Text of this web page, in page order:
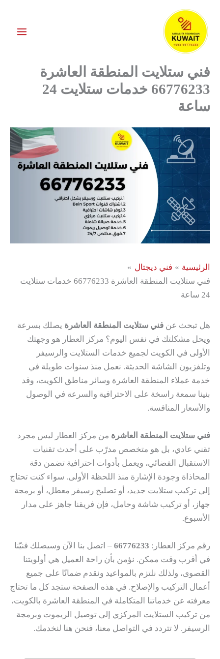
المحتوى
فني ستلايت المنطقة العاشرة
66776233 خدمات ستلايت 24
ساعة
الرئيسية
فني ديجتال
فني ستلايت المنطقة العاشرة 66776233 خدمات ستلايت
24 ساعة
هل تبحث عن فني ستلايت المنطقة العاشرة يصلك بسرعة
ويحل مشكلتك في نفس اليوم؟ مركز العطار هو وجهتك
الأولى في الكويت لجميع خدمات الستلايت والرسيفر
وتلفزيون الشاشة الحديثة. نعمل منذ سنوات طويلة في
خدمة عملاء المنطقة العاشرة وسائر مناطق الكويت، وقد
بنينا سمعة راسخة على الاحترافية والسرعة في الوصول
والأسعار المنافسة.
فني ستلايت المنطقة العاشرة من مركز العطار ليس مجرد
تقني عادي، بل هو متخصص مدرّب على أحدث تقنيات
الاستقبال الفضائي، ويعمل بأدوات احترافية تضمن دقة
المحاذاة وجودة الإشارة منذ اللحظة الأولى. سواء كنت تحتاج
إلى تركيب ستلايت جديد، أو تصليح رسيفر معطل، أو برمجة
جهاز، أو تركيب شاشة وحامل، فإن فريقنا جاهز على مدار
الأسبوع.
رقم مركز العطار: 66776233 – اتصل بنا الآن وسيصلك فنيّنا
في أقرب وقت ممكن. نؤمن بأن راحة العميل هي أولويتنا
القصوى، ولذلك نلتزم بالمواعيد ونقدم ضمانًا على جميع
أعمال التركيب والإصلاح. في هذه الصفحة ستجد كل ما تحتاج
معرفته عن خدماتنا المتكاملة في المنطقة العاشرة بالكويت،
من تركيب الستلايت المركزي إلى توصيل الريموت وبرمجة
الرسيفر. لا تتردد في التواصل معنا، فنحن هنا لنخدمك.